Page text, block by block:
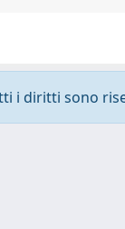
i diritti sono